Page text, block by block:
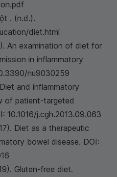
. (n.d.).
diet.html
An examination of diet for
in inflammatory
nu9030259
and inflammatory
of patient-targeted
10.1016/j.cgh.2013.09.063
Diet as a therapeutic
bowel disease. DOI:
Gluten-free diet.